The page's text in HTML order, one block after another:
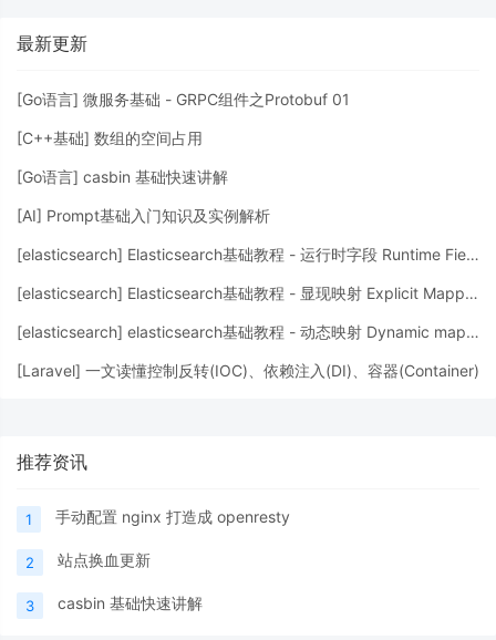
最新更新
[Go语言] 微服务基础 - GRPC组件之Protobuf 01
[C++基础] 数组的空间占用
[Go语言] casbin 基础快速讲解
[AI] Prompt基础入门知识及实例解析
[elasticsearch] Elasticsearch基础教程 - 运行时字段 Runtime Fields
[elasticsearch] Elasticsearch基础教程 - 显现映射 Explicit Mapping
[elasticsearch] elasticsearch基础教程 - 动态映射 Dynamic mapping
[Laravel] 一文读懂控制反转(IOC)、依赖注入(DI)、容器(Container)
推荐资讯
1 手动配置 nginx 打造成 openresty
2 站点换血更新
3 casbin 基础快速讲解